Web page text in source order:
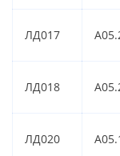
ЛД017
ЛД018
ЛД020